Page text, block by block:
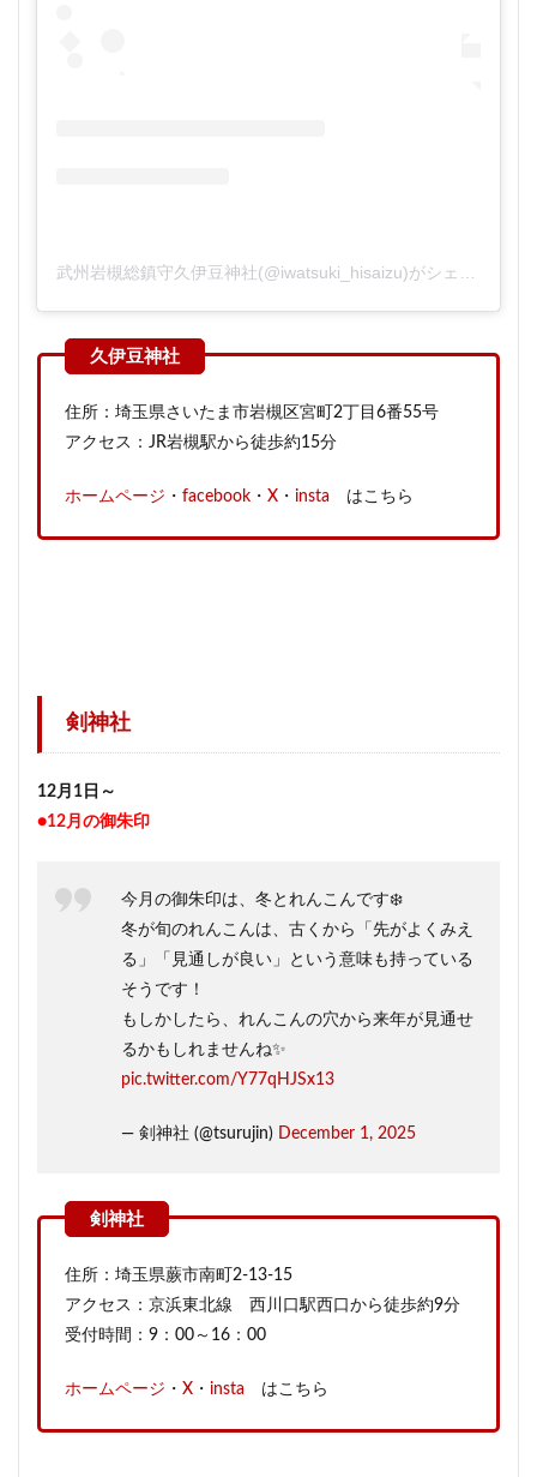
住所：埼玉県さいたま市岩槻区宮町2丁目6番55号
アクセス：JR岩槻駅から徒歩約15分
ホームページ ・ facebook ・ X ・ insta はこちら
剣神社
12月1日～
●12月の御朱印
今月の御朱印は、冬とれんこんです❄️
冬が旬のれんこんは、古くから「先がよくみえ
る」「見通しが良い」という意味も持っている
そうです！
もしかしたら、れんこんの穴から来年が見通せ
るかもしれませんね✨️
pic.twitter.com/Y77qHJSx13
— 剣神社 (@tsurujin) December 1, 2025
住所：埼玉県蕨市南町2‐13‐15
アクセス：京浜東北線 西川口駅西口から徒歩約9分
受付時間：9：00～16：00
ホームページ ・ X ・ insta はこちら